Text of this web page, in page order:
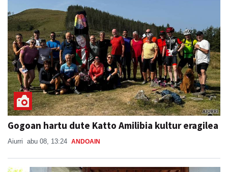
Gogoan hartu dute Katto Amilibia kultur eragilea
Aiurri abu 08, 13:24 ANDOAIN